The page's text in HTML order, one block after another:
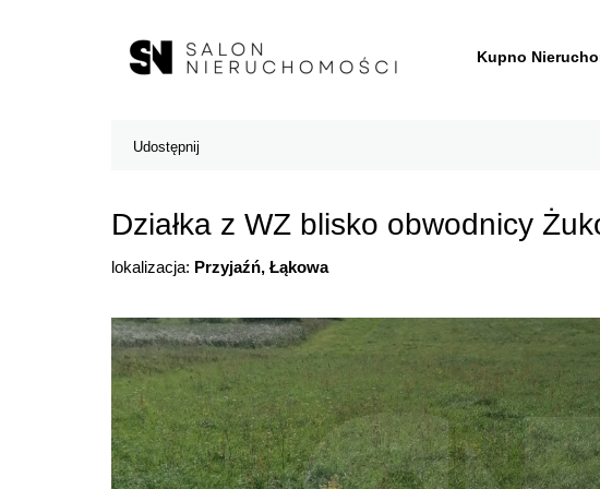
Kupno
Udostępnij
Działka z WZ blisko obwodnicy
lokalizacja: Przyjaźń, Łąkowa